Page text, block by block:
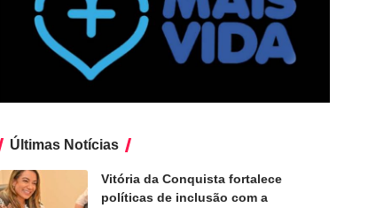
Últimas Notícias
Vitória da Conquista fortalece
políticas de inclusão com a